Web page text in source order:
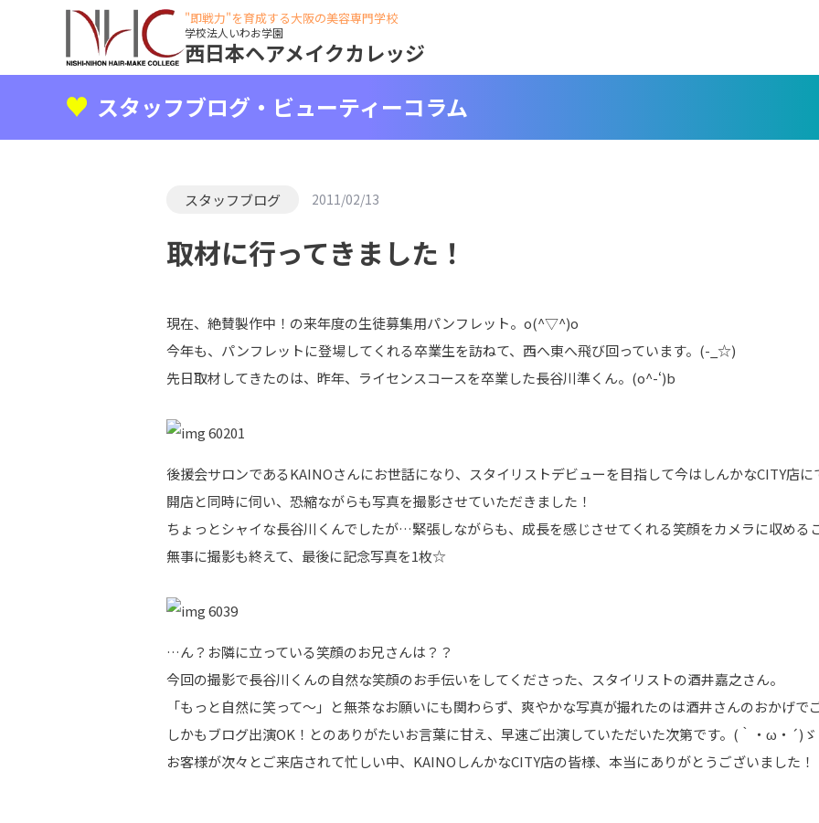
"即戦力"を育成する大阪の美容専門学校
学校法人いわお学園
西日本ヘアメイクカレッジ
スタッフブログ・ビューティーコラム
スタッフブログ 2011/02/13
取材に行ってきました！
現在、絶賛製作中！の来年度の生徒募集用パンフレット。o(^▽^)o
今年も、パンフレットに登場してくれる卒業生を訪ねて、西へ東へ飛び回っています。(-_☆)
先日取材してきたのは、昨年、ライセンスコースを卒業した長谷川準くん。(o^-‘)b
後援会サロンであるKAINOさんにお世話になり、スタイリストデビューを目指して今はしんかなCITY店
開店と同時に伺い、恐縮ながらも写真を撮影させていただきました！
ちょっとシャイな長谷川くんでしたが…緊張しながらも、成長を感じさせてくれる笑顔をカメラに収め
無事に撮影も終えて、最後に記念写真を1枚☆
…ん？お隣に立っている笑顔のお兄さんは？？
今回の撮影で長谷川くんの自然な笑顔のお手伝いをしてくださった、スタイリストの酒井嘉之さん。
「もっと自然に笑って～」と無茶なお願いにも関わらず、爽やかな写真が撮れたのは酒井さんのおかげで
しかもブログ出演OK！とのありがたいお言葉に甘え、早速ご出演していただいた次第です。(｀・ω・´)ゞ
お客様が次々とご来店されて忙しい中、KAINOしんかなCITY店の皆様、本当にありがとうございました！